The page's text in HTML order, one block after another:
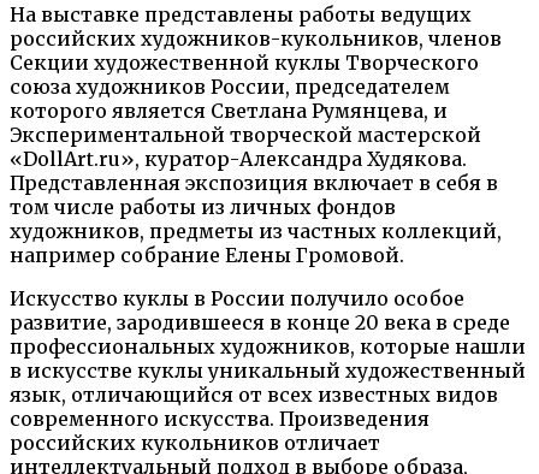
На выставке представлены работы ведущих
российских художников-кукольников, членов
Секции художественной куклы Творческого
союза художников России, председателем
которого является Светлана Румянцева, и
Экспериментальной творческой мастерской
«DollArt.ru», куратор-Александра Худякова.
Представленная экспозиция включает в себя в
том числе работы из личных фондов
художников, предметы из частных коллекций,
например собрание Елены Громовой.
Искусство куклы в России получило особое
развитие, зародившееся в конце 20 века в среде
профессиональных художников, которые нашли
в искусстве куклы уникальный художественный
язык, отличающийся от всех известных видов
современного искусства. Произведения
российских кукольников отличает
интеллектуальный подход в выборе образа,